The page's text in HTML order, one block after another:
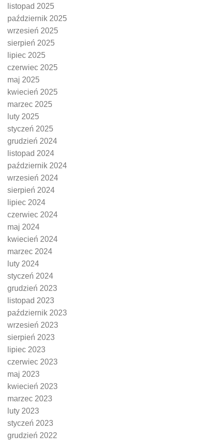
listopad 2025
październik 2025
wrzesień 2025
sierpień 2025
lipiec 2025
czerwiec 2025
maj 2025
kwiecień 2025
marzec 2025
luty 2025
styczeń 2025
grudzień 2024
listopad 2024
październik 2024
wrzesień 2024
sierpień 2024
lipiec 2024
czerwiec 2024
maj 2024
kwiecień 2024
marzec 2024
luty 2024
styczeń 2024
grudzień 2023
listopad 2023
październik 2023
wrzesień 2023
sierpień 2023
lipiec 2023
czerwiec 2023
maj 2023
kwiecień 2023
marzec 2023
luty 2023
styczeń 2023
grudzień 2022